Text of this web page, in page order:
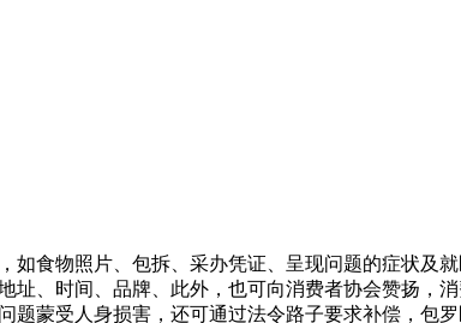
物照片、包拆、采办凭证、呈现问题的症状及
、时间、品牌、此外，也可向消费者协会赞扬，
蒙受人身损害，还可通过法令路子要求补偿，包